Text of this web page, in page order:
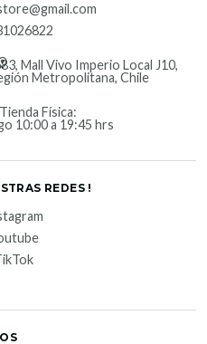
Mall Vivo Imperio Local J10,
Metropolitana, Chile
Física:
10:00 a 19:45 hrs
REDES !